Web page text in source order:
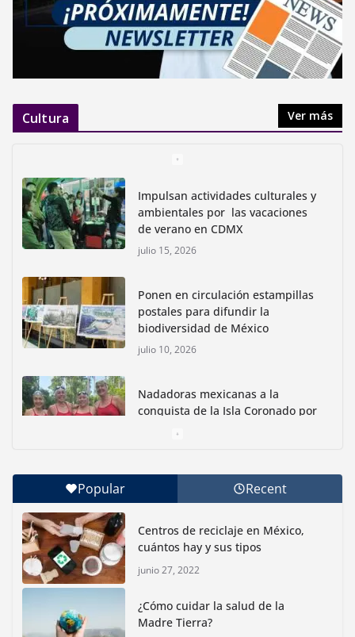
Cultura Ver más
Impulsan actividades culturales y
ambientales por las vacaciones
de verano en CDMX
julio 15, 2026
Ponen en circulación estampillas
postales para difundir la
biodiversidad de México
julio 10, 2026
Nadadoras mexicanas a la
conquista de la Isla Coronado por
Con jornada informativa, Profepa y Humane World
for Animals buscan inhibir tráfico de aves
junio 15, 2026
Inauguran nuevo Embarcadero Cuemanco para
reactivar la zona lacustre de Xochimilco
junio 4, 2026
Popular Recent
Centros de reciclaje en México,
cuántos hay y sus tipos
junio 27, 2022
¿Cómo cuidar la salud de la
Madre Tierra?